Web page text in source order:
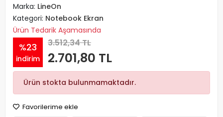
Marka: LineOn
Kategori: Notebook Ekran
Ürün Tedarik Aşamasında
%23
indirim
3.512,34 TL
2.701,80 TL
Ürün stokta bulunmamaktadır.
Favorilerime ekle